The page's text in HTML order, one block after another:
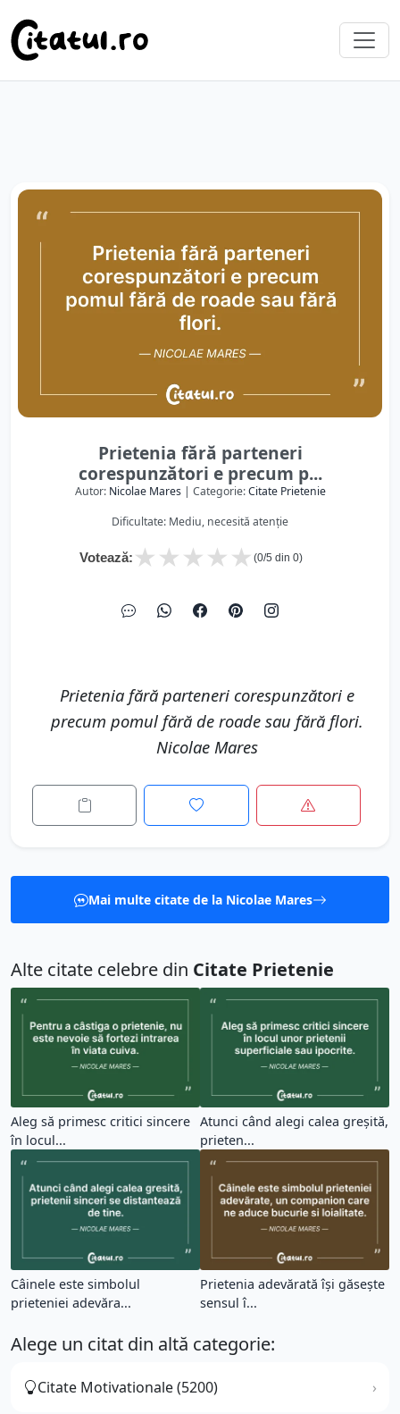
Prietenia fără parteneri
corespunzători e precum p...
Autor: Nicolae Mares| Categorie:Citate Prietenie
Dificultate: Mediu, necesită atenție
Votează: ★
★
★
★
★ (0/5 din 0)
Prietenia fără parteneri corespunzători e
precum pomul fără de roade sau fără flori.
Nicolae Mares
Mai multe citate de la Nicolae Mares
Alte citate celebre din Citate Prietenie
Aleg să primesc critici sincere
în locul...
Atunci când alegi calea greșită,
prieten...
Câinele este simbolul
prieteniei adevăra...
Prietenia adevărată își găsește
sensul î...
Alege un citat din altă categorie:
Citate Motivationale (5200)